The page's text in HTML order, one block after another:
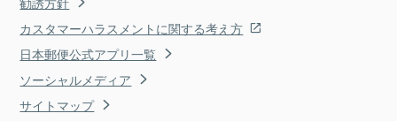
カスタマーハラスメントに関する考え方
日本郵便公式アプリ一覧
ソーシャルメディア
サイトマップ